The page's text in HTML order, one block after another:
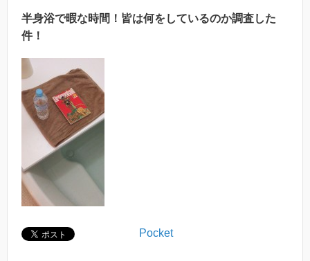
半身浴で暇な時間！皆は何をしているのか調査した
件！
Pocket